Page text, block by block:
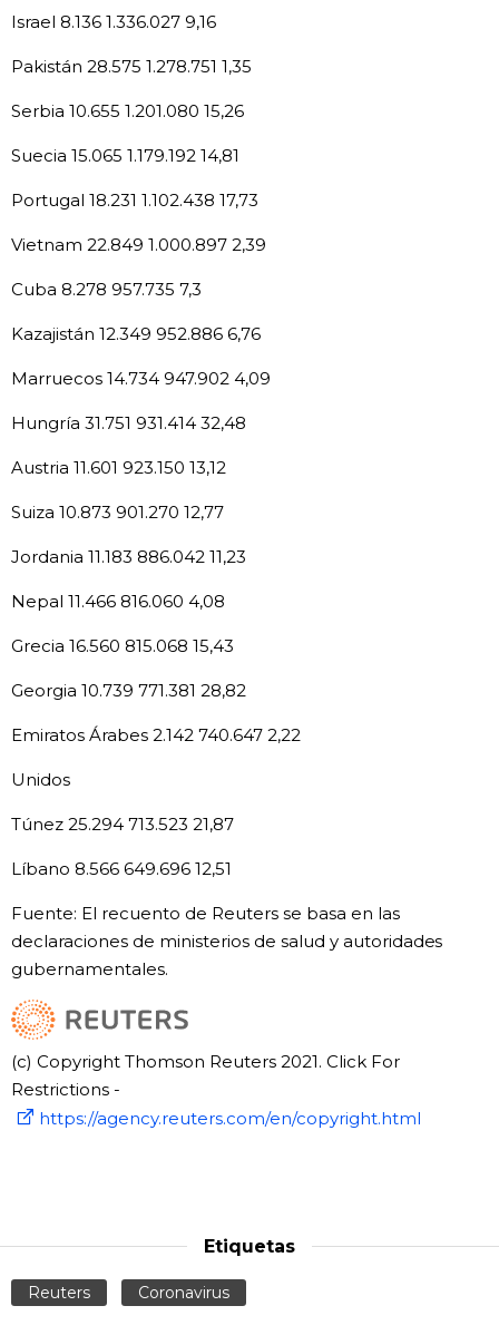
Israel 8.136 1.336.027 9,16
Pakistán 28.575 1.278.751 1,35
Serbia 10.655 1.201.080 15,26
Suecia 15.065 1.179.192 14,81
Portugal 18.231 1.102.438 17,73
Vietnam 22.849 1.000.897 2,39
Cuba 8.278 957.735 7,3
Kazajistán 12.349 952.886 6,76
Marruecos 14.734 947.902 4,09
Hungría 31.751 931.414 32,48
Austria 11.601 923.150 13,12
Suiza 10.873 901.270 12,77
Jordania 11.183 886.042 11,23
Nepal 11.466 816.060 4,08
Grecia 16.560 815.068 15,43
Georgia 10.739 771.381 28,82
Emiratos Árabes 2.142 740.647 2,22
Unidos
Túnez 25.294 713.523 21,87
Líbano 8.566 649.696 12,51
Fuente: El recuento de Reuters se basa en las
declaraciones de ministerios de salud y autoridades
gubernamentales.
(c) Copyright Thomson Reuters 2021. Click For
Restrictions -
https://agency.reuters.com/en/copyright.html
Etiquetas
Reuters Coronavirus